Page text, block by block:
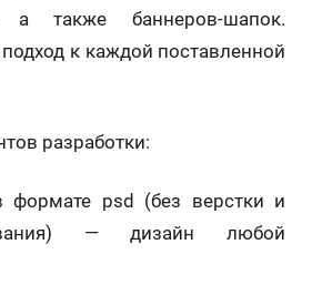
а также баннеров-шапок.
к каждой поставленной
разработки:
формате psd (без верстки и
— дизайн любой